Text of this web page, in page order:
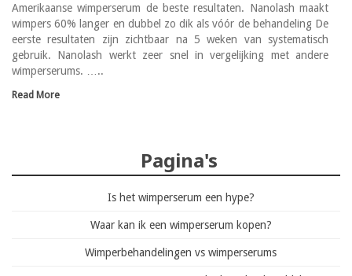
Amerikaanse wimperserum de beste resultaten. Nanolash maakt
wimpers 60% langer en dubbel zo dik als vóór de behandeling De
eerste resultaten zijn zichtbaar na 5 weken van systematisch
gebruik. Nanolash werkt zeer snel in vergelijking met andere
wimperserums. …..
Read More
Pagina's
Is het wimperserum een hype?
Waar kan ik een wimperserum kopen?
Wimperbehandelingen vs wimperserums